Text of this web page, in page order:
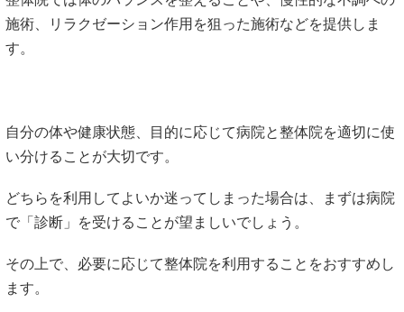
施術、リラクゼーション作用を狙った施術などを提供しま
す。
自分の体や健康状態、目的に応じて病院と整体院を適切に使
い分けることが大切です。
どちらを利用してよいか迷ってしまった場合は、まずは病院
で「診断」を受けることが望ましいでしょう。
その上で、必要に応じて整体院を利用することをおすすめし
ます。